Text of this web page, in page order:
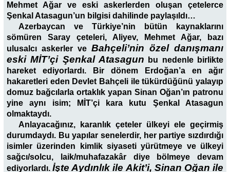
Mehmet Ağar ve eski askerlerden oluşan çetelerce
Şenkal Atasagun’un bilgisi dahilinde paylaşıldı…
Azerbaycan ve Türkiye’nin bütün kaynaklarını
sömüren Saray çeteleri, Aliyev, Mehmet Ağar, bazı
ulusalcı askerler ve Bahçeli’nin özel danışmanı
eski MİT’çi Şenkal Atasagun bu nedenle birlikte
hareket ediyorlardı. Bir dönem Erdoğan’a en ağır
hakaretleri eden Devlet Bahçeli ile tükürdüğünü yalayıp
domuz bağcılarla ortaklık yapan Sinan Oğan’ın patronu
yine aynı isim; MİT’çi kara kutu Şenkal Atasagun
olmaktaydı.
Anlayacağınız, karanlık çeteler ülkeyi ele geçirmiş
durumdaydı. Bu yapılar senelerdir, her partiye sızdırdığı
isimler üzerinden kimlik siyaseti yürütmeye ve ülkeyi
sağcı/solcu, laik/muhafazakâr diye bölmeye devam
ediyorlardı.İşte Aydınlık ile Akit’i, Sinan Oğan ile